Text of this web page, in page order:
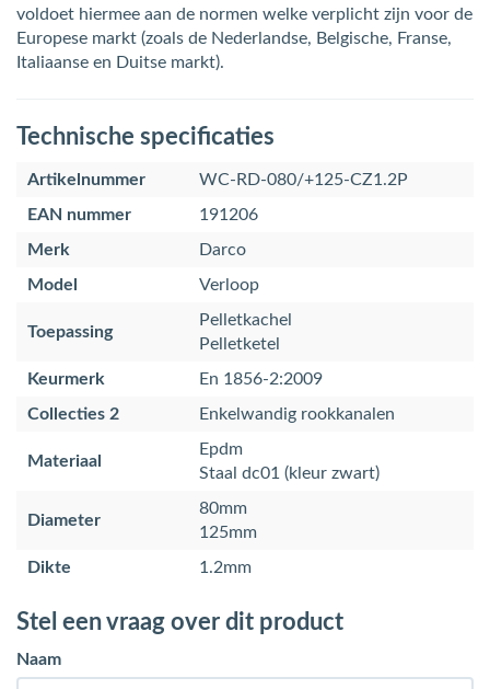
voldoet hiermee aan de normen welke verplicht zijn voor de
Europese markt (zoals de Nederlandse, Belgische, Franse,
Italiaanse en Duitse markt).
Technische specificaties
Artikelnummer
WC-RD-080/+125-CZ1.2P
EAN nummer
191206
Merk
Darco
Model
Verloop
Toepassing
Pelletkachel
Pelletketel
Keurmerk
En 1856-2:2009
Collecties 2
Enkelwandig rookkanalen
Materiaal
Epdm
Staal dc01 (kleur zwart)
Diameter
80mm
125mm
Dikte
1.2mm
Stel een vraag over dit product
Naam